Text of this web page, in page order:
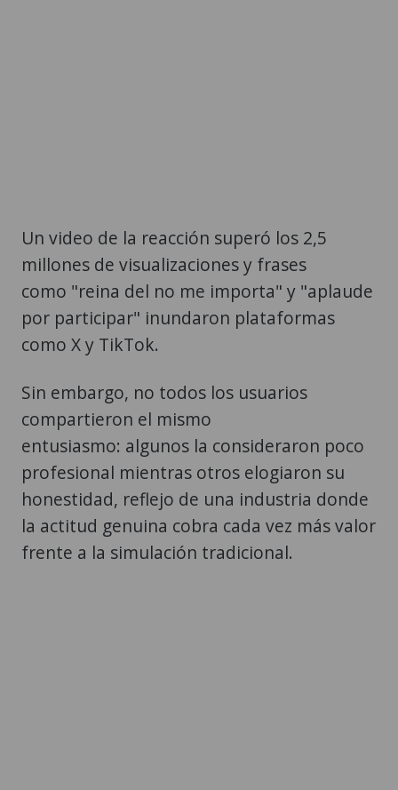
Un video de la reacción superó los 2,5
millones de visualizaciones y frases
como "reina del no me importa" y "aplaude
por participar" inundaron plataformas
como X y TikTok.
Sin embargo, no todos los usuarios
compartieron el mismo
entusiasmo: algunos la consideraron poco
profesional mientras otros elogiaron su
honestidad, reflejo de una industria donde
la actitud genuina cobra cada vez más valor
frente a la simulación tradicional.